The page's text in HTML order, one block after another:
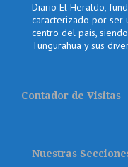
Diario El Heraldo,
caracterizado por ser
centro del país,
Tungurahua y sus
Contador de Visitas
Nuestras